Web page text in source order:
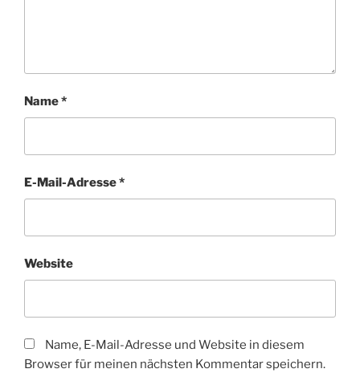
Name*
E-Mail-Adresse*
Website
Name, E-Mail-Adresse und Website in diesem
Browser für meinen nächsten Kommentar speichern.